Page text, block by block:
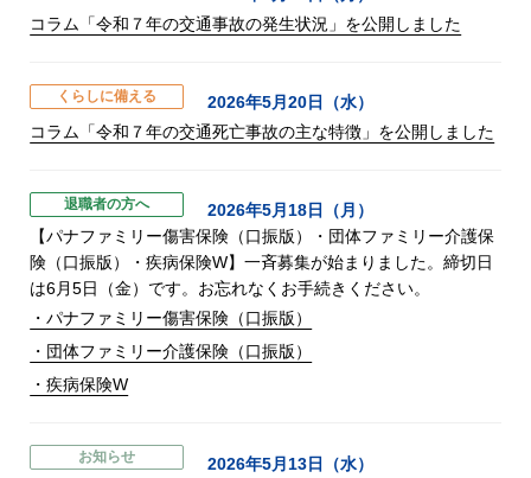
コラム「令和７年の交通事故の発生状況」を公開しました
くらしに備える
2026年5月20日（水）
コラム「令和７年の交通死亡事故の主な特徴」を公開しました
退職者の方へ
2026年5月18日（月）
【パナファミリー傷害保険（口振版）・団体ファミリー介護保
険（口振版）・疾病保険W】一斉募集が始まりました。締切日
は6月5日（金）です。お忘れなくお手続きください。
・パナファミリー傷害保険（口振版）
・団体ファミリー介護保険（口振版）
・疾病保険W
お知らせ
2026年5月13日（水）